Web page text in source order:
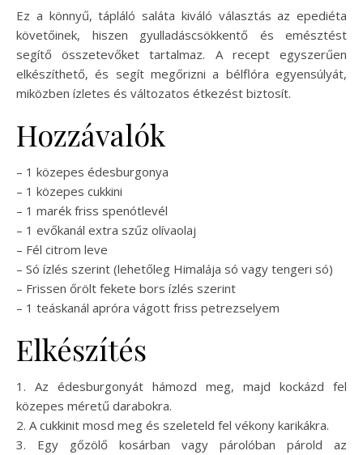
Ez a könnyű, tápláló saláta kiváló választás az epediéta
követőinek, hiszen gyulladáscsökkentő és emésztést
segítő összetevőket tartalmaz. A recept egyszerűen
elkészíthető, és segít megőrizni a bélflóra egyensúlyát,
miközben ízletes és változatos étkezést biztosít.
Hozzávalók
– 1 közepes édesburgonya
– 1 közepes cukkini
– 1 marék friss spenótlevél
– 1 evőkanál extra szűz olívaolaj
– Fél citrom leve
– Só ízlés szerint (lehetőleg Himalája só vagy tengeri só)
– Frissen őrölt fekete bors ízlés szerint
– 1 teáskanál apróra vágott friss petrezselyem
Elkészítés
1. Az édesburgonyát hámozd meg, majd kockázd fel
közepes méretű darabokra.
2. A cukkinit mosd meg és szeleteld fel vékony karikákra.
3. Egy gőzölő kosárban vagy párolóban párold az